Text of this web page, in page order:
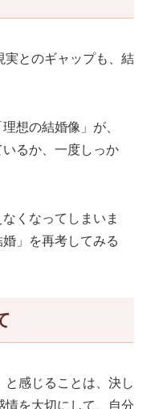
実とのギャップも、結
想の結婚像」が、
るか、一度しっか
くなってしまいま
」を再考してみる
感じることは、決し
情を大切にして、自分